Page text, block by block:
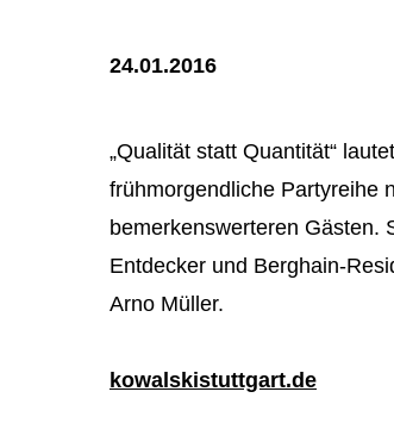
24.01.2016
„Qualität statt Quantität“
frühmorgendliche Partyreihe
bemerkenswerteren Gästen.
Entdecker und Berghain-
Arno Müller.
kowalskistuttgart.de